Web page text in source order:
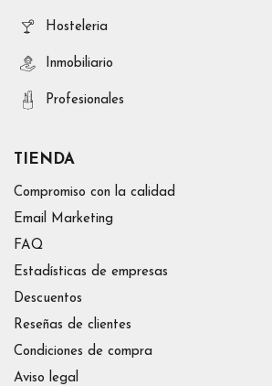
Hosteleria
Inmobiliario
Profesionales
TIENDA
Compromiso con la calidad
Email Marketing
FAQ
Estadísticas de empresas
Descuentos
Reseñas de clientes
Condiciones de compra
Aviso legal